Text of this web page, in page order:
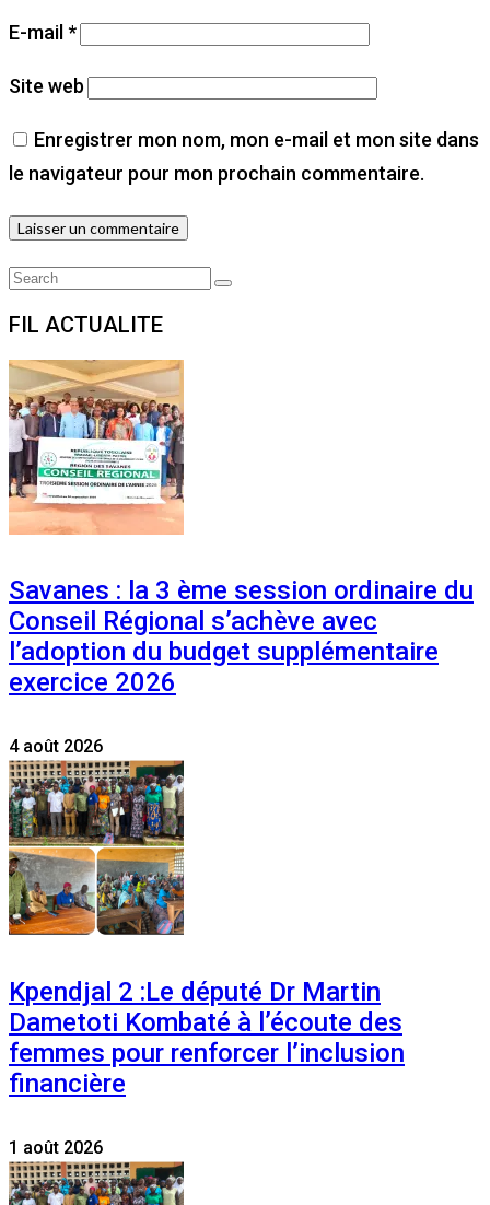
E-mail*
Site web
Enregistrer mon nom, mon e-mail et mon site dans
le navigateur pour mon prochain commentaire.
Search
Search
FIL ACTUALITE
Savanes : la 3 ème session ordinaire du
Conseil Régional s’achève avec
l’adoption du budget supplémentaire
exercice 2026
4 août 2026
Kpendjal 2 :Le député Dr Martin
Dametoti Kombaté à l’écoute des
femmes pour renforcer l’inclusion
financière
1 août 2026